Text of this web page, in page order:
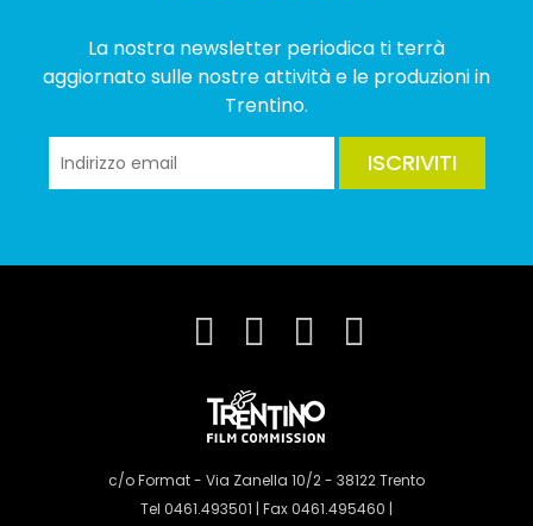
La nostra newsletter periodica ti terrà
aggiornato sulle nostre attività e le produzioni in
Trentino.
ISCRIVITI
c/o Format - Via Zanella 10/2 - 38122 Trento
Tel 0461.493501 | Fax 0461.495460 |